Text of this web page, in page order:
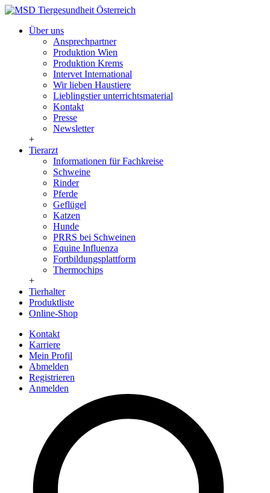
Über uns
Ansprechpartner
Produktion Wien
Produktion Krems
Intervet International
Wir lieben Haustiere
Lieblingstier unterrichtsmaterial
Kontakt
Presse
Newsletter
+
Tierarzt
Informationen für Fachkreise
Schweine
Rinder
Pferde
Geflügel
Katzen
Hunde
PRRS bei Schweinen
Equine Influenza
Fortbildungsplattform
Thermochips
+
Tierhalter
Produktliste
Online-Shop
Kontakt
Karriere
Mein Profil
Abmelden
Registrieren
Anmelden